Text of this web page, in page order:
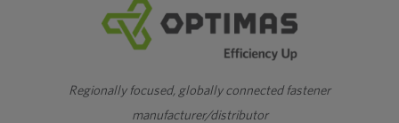
Regionally focused, globally connected fastener
manufacturer/distributor